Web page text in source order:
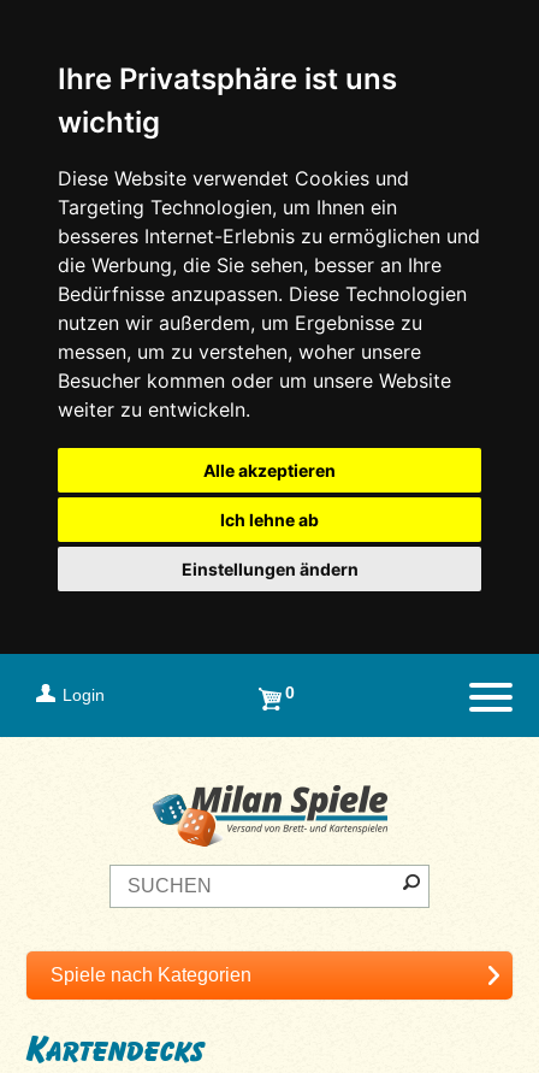
Ihre Privatsphäre ist uns
wichtig
Diese Website verwendet Cookies und
Targeting Technologien, um Ihnen ein
besseres Internet-Erlebnis zu ermöglichen und
die Werbung, die Sie sehen, besser an Ihre
Bedürfnisse anzupassen. Diese Technologien
nutzen wir außerdem, um Ergebnisse zu
messen, um zu verstehen, woher unsere
Besucher kommen oder um unsere Website
weiter zu entwickeln.
Alle akzeptieren
Ich lehne ab
Einstellungen ändern
Login 0
Kartendecks